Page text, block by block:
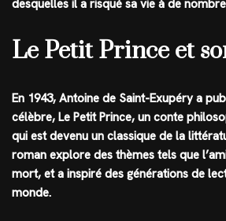
desquelles il a risqué sa vie à de
Le Petit Prince et
En 1943, Antoine de Saint-Exupéry a
célèbre, Le Petit Prince, un conte
qui est devenu un classique de la
roman explore des thèmes tels que
mort, et a inspiré des générations de
monde.